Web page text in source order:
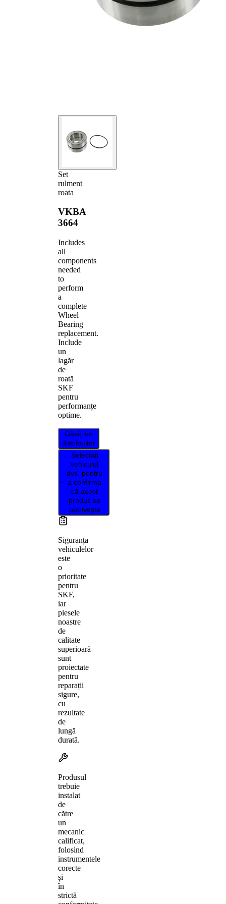
Set
rulment
roata
VKBA
3664
Includes
all
components
needed
to
perform
a
complete
Wheel
Bearing
replacement.
Include
un
lagăr
de
roată
SKF
pentru
performanțe
optime.
Găsiți un
distribuitor
Selectați
vehiculul
dvs. pentru
a confirma
că acest
produs se
potrivește
Siguranța
vehiculelor
este
o
prioritate
pentru
SKF,
iar
piesele
noastre
de
calitate
superioară
sunt
proiectate
pentru
reparații
sigure,
cu
rezultate
de
lungă
durată.
Produsul
trebuie
instalat
de
către
un
mecanic
calificat,
folosind
instrumentele
corecte
și
în
strictă